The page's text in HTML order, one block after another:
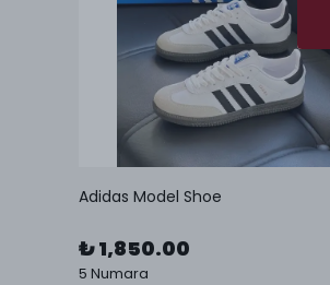
Adidas Model Shoe
₺ 1,850.00
5 Numara